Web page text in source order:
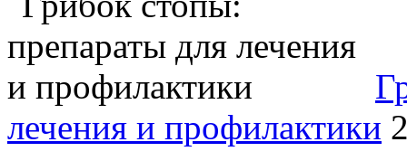
лечения и профилактики